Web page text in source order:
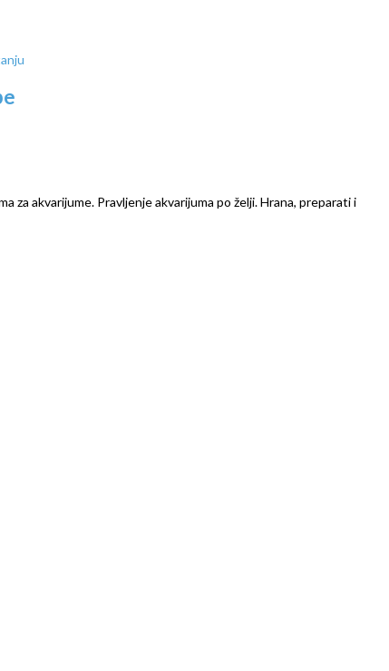
za akvarijume. Pravljenje akvarijuma po želji. Hrana, preparati i